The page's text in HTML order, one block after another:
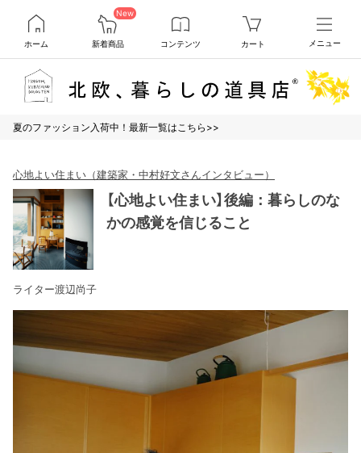
ホーム
New
新着商品 コンテンツ カート メニュー
夏のファッション入荷中！最新一覧はこちら>>
心地よい住まい（建築家・中村好文さんインタビュー）
【心地よい住まい】後編：暮らしのな
かの感覚を信じること
ライター渡辺尚子